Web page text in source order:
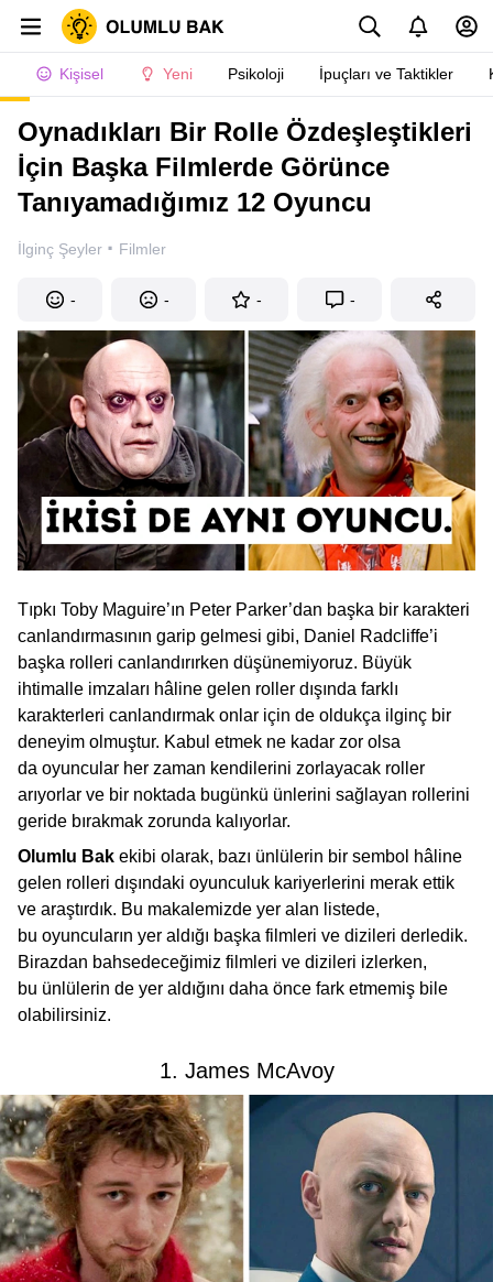
Kişisel Yeni Psikoloji İpuçları ve Taktikler
Oynadıkları Bir Rolle Özdeşleştikleri
İçin Başka Filmlerde Görünce
Tanıyamadığımız 12 Oyuncu
İlginç Şeyler · Filmler
- - - -
Tıpkı Toby Maguire’ın Peter Parker’dan başka bir karakteri
canlandırmasının garip gelmesi gibi, Daniel Radcliffe’i
başka rolleri canlandırırken düşünemiyoruz. Büyük
ihtimalle imzaları hâline gelen roller dışında farklı
karakterleri canlandırmak onlar için de oldukça ilginç bir
deneyim olmuştur. Kabul etmek ne kadar zor olsa
da oyuncular her zaman kendilerini zorlayacak roller
arıyorlar ve bir noktada bugünkü ünlerini sağlayan rollerini
geride bırakmak zorunda kalıyorlar.
Olumlu Bak ekibi olarak, bazı ünlülerin bir sembol hâline
gelen rolleri dışındaki oyunculuk kariyerlerini merak ettik
ve araştırdık. Bu makalemizde yer alan listede,
bu oyuncuların yer aldığı başka filmleri ve dizileri derledik.
Birazdan bahsedeceğimiz filmleri ve dizileri izlerken,
bu ünlülerin de yer aldığını daha önce fark etmemiş bile
olabilirsiniz.
1. James McAvoy